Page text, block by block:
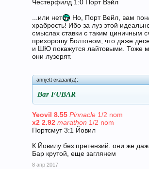
Честерфилд 1:0 Порт Вэйл
...или нет
Но, Порт Вейл, вам
храбрость! Ибо за луз этой
смыслах ставки с таким циничным
прихорошу Болтоном, что даже
и ШЮ покажутся лайтовыми. Тоже
они лузерят.
annjett сказал(а):
Bar FUBAR
Yeovil 8.55 Pinnacle 1/2 nom
x2 2.92 marathon 1/2 nom
Портсмут 3:1 Йовил
К Йовилу без претензий: они же
Бар крутой, еще заглянем
8 апр 2017